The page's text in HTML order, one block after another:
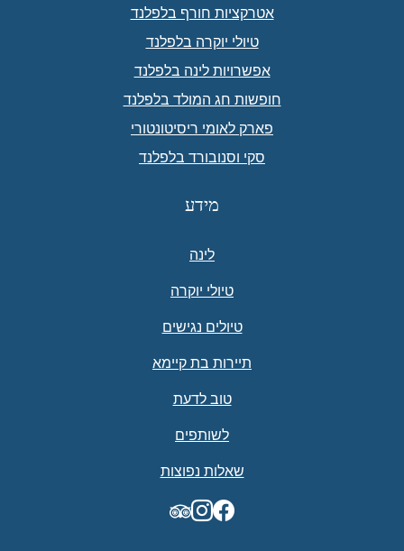
TripAdvisor
אטרקציות חורף בלפלנד
טיולי יוקרה בלפלנד
אפשרויות לינה בלפלנד
חופשות חג המולד בלפלנד
פארק לאומי ריסיטונטורי
סקי וסנובורד בלפלנד
מידע
לינה
טיולי יוקרה
טיולים נגישים
תיירות בת קיימא
טוב לדעת
לשותפים
שאלות נפוצות